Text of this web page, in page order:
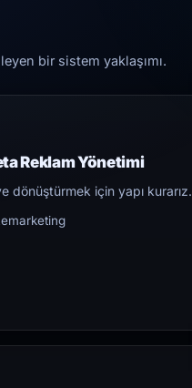
bir sistem yaklaşımı.
Reklam Yönetimi
dönüştürmek için yapı kurarız.